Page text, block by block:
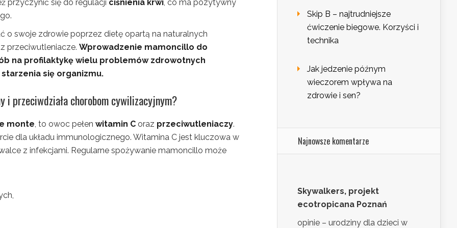
przyczynić się do regulacji ciśnienia krwi, co ma pozytywny
o swoje zdrowie poprzez dietę opartą na naturalnych
przeciwutleniacze. Wprowadzenie mamoncillo do
na profilaktykę wielu problemów zdrowotnych
się organizmu.
i przeciwdziała chorobom cywilizacyjnym?
monte, to owoc pełen witamin C oraz przeciwutleniaczy.
dla układu immunologicznego. Witamina C jest kluczowa w
z infekcjami. Regularne spożywanie mamoncillo może
Skip B – najtrudniejsze
ćwiczenie biegowe. Korzyści i
technika
Jak jedzenie późnym
wieczorem wpływa na
zdrowie i sen?
Najnowsze komentarze
Skywalkers, projekt
ecotropicana Poznań
opinie – urodziny dla dzieci w